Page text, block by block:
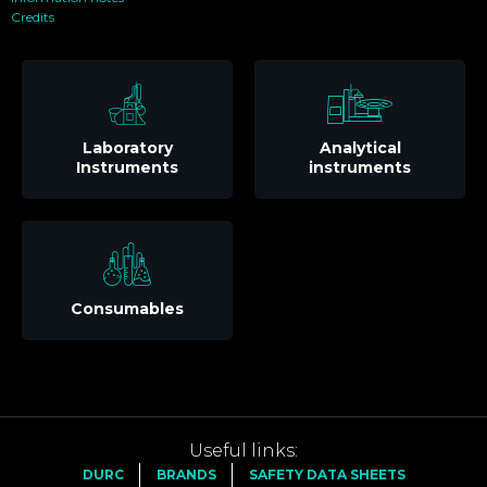
Credits
Laboratory
Instruments
Analytical
instruments
Consumables
Useful links:
DURC BRANDS SAFETY DATA SHEETS